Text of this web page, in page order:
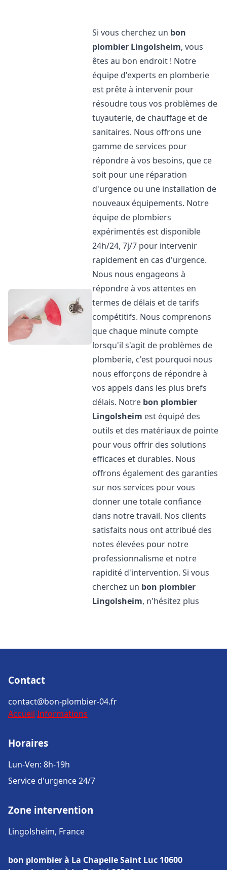
Si vous cherchez un bon
plombier Lingolsheim, vous
êtes au bon endroit ! Notre
équipe d'experts en plomberie
est prête à intervenir pour
résoudre tous vos problèmes de
tuyauterie, de chauffage et de
sanitaires. Nous offrons une
gamme de services pour
répondre à vos besoins, que ce
soit pour une réparation
d'urgence ou une installation de
nouveaux équipements. Notre
équipe de plombiers
expérimentés est disponible
24h/24, 7j/7 pour intervenir
rapidement en cas d'urgence.
Nous nous engageons à
répondre à vos attentes en
termes de délais et de tarifs
compétitifs. Nous comprenons
que chaque minute compte
lorsqu'il s'agit de problèmes de
plomberie, c'est pourquoi nous
nous efforçons de répondre à
vos appels dans les plus brefs
délais. Notre bon plombier
Lingolsheim est équipé des
outils et des matériaux de pointe
pour vous offrir des solutions
efficaces et durables. Nous
offrons également des garanties
sur nos services pour vous
donner une totale confiance
dans notre travail. Nos clients
satisfaits nous ont attribué des
notes élevées pour notre
professionnalisme et notre
rapidité d'intervention. Si vous
cherchez un bon plombier
Lingolsheim, n'hésitez plus
Contact
contact@bon-plombier-04.fr
Accueil Informations
Horaires
Lun-Ven: 8h-19h
Service d'urgence 24/7
Zone intervention
Lingolsheim, France
bon plombier à La Chapelle Saint Luc 10600